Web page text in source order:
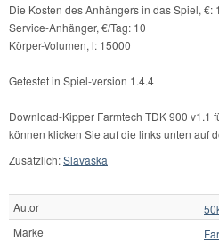
Die Kosten des Anhängers in das Spiel, €:
Service-Anhänger, €/Tag: 10
Körper-Volumen, l: 15000
Getestet in Spiel-version 1.4.4
Download-Kipper Farmtech TDK 900 v1.1
können klicken Sie auf die links unten auf
Zusätzlich:Slavaska
Autor
Marke